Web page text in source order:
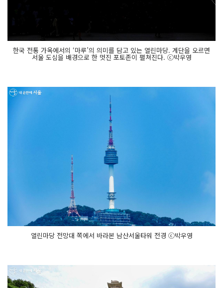
한국 전통 가옥에서의 ‘마루’의 의미를 담고 있는 열린마당. 계단을 오르면
서울 도심을 배경으로 한 멋진 포토존이 펼쳐진다. ⓒ박우영
열린마당 전망대 쪽에서 바라본 남산서울타워 전경 ⓒ박우영